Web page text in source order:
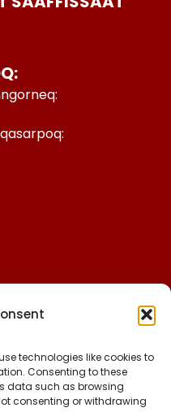
technologies like cookies to
Consenting to these
data such as browsing
consenting or withdrawing